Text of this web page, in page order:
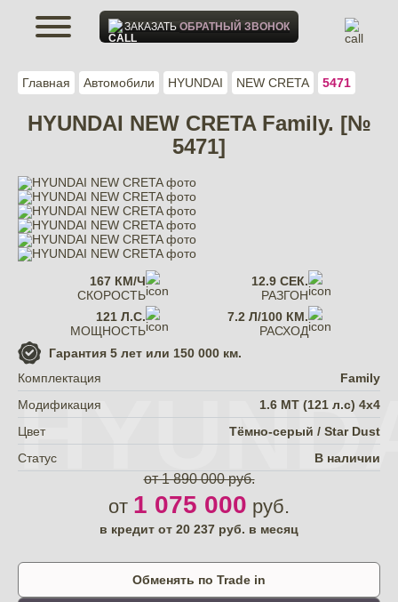
Главная Автомобили HYUNDAI NEW CRETA 5471
HYUNDAI NEW CRETA Family. [№
5471]
Гарантия 5 лет или 150 000 км.
Комплектация
Family
Модификация
1.6 МТ (121 л.с) 4х4
Цвет
Тёмно-серый / Star Dust
Статус
В наличии
от 1 890 000 руб.
от 1 075 000 руб.
в кредит от 20 237 руб. в месяц
167 КМ/Ч
СКОРОСТЬ
12.9 СЕК.
РАЗГОН
121 Л.С.
МОЩНОСТЬ
7.2 Л/100 КМ.
РАСХОД
Обменять по Trade in
ЗАКАЗАТЬОБРАТНЫЙ ЗВОНОК